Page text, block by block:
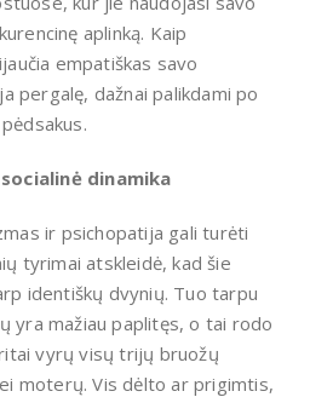
aplinką. Kaip
empatiškas savo
pergalę, dažnai palikdami po
dinamika
ir psichopatija gali turėti
tyrimai atskleidė, kad šie
identiškų dvynių. Tuo tarpu
yra mažiau paplitęs, o tai rodo
vyrų visų trijų bruožų
moterų. Vis dėlto ar prigimtis,